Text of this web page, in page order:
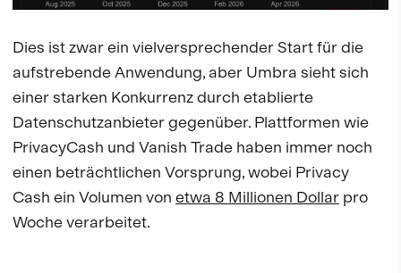
Dies ist zwar ein vielversprechender Start für die
aufstrebende Anwendung, aber Umbra sieht sich
einer starken Konkurrenz durch etablierte
Datenschutzanbieter gegenüber. Plattformen wie
PrivacyCash und Vanish Trade haben immer noch
einen beträchtlichen Vorsprung, wobei Privacy
Cash ein Volumen von etwa 8 Millionen Dollar pro
Woche verarbeitet.